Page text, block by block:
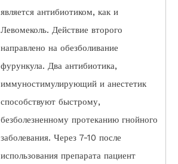
является антибиотиком, как и
Левомеколь. Действие второго
направлено на обезболивание
фурункула. Два антибиотика,
иммуностимулирующий и анестетик
способствуют быстрому,
безболезненному протеканию гнойного
заболевания. Через 7-10 после
использования препарата пациент